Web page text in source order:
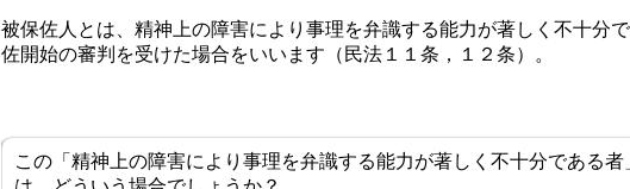
被保佐人とは、精神上の障害により事理を弁識する能力が著しく不十分
佐開始の審判を受けた場合をいいます（民法１１条，１２条）。
この「精神上の障害により事理を弁識する能力が著しく不十分である者